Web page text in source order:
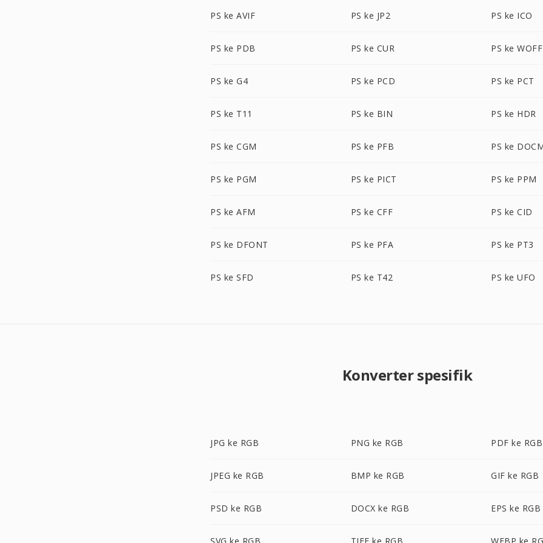
PS ke AVIF PS ke JP2 PS ke ICO
PS ke PDB PS ke CUR PS ke WOFF
PS ke G4 PS ke PCD PS ke PCT
PS ke T11 PS ke BIN PS ke HDR
PS ke CGM PS ke PFB PS ke
PS ke PGM PS ke PICT PS ke PPM
PS ke AFM PS ke CFF PS ke CID
PS ke DFONT PS ke PFA PS ke PT3
PS ke SFD PS ke T42 PS ke UFO
Konverter spesifik
JPG ke RGB PNG ke RGB PDF ke RGB
JPEG ke RGB BMP ke RGB GIF ke RGB
PSD ke RGB DOCX ke RGB EPS ke RGB